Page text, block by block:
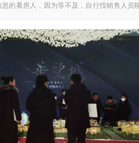
的看房人，因为等不及，自行找销售人员